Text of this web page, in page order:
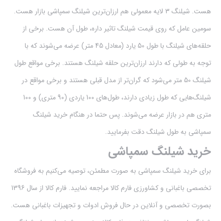
هست. شیلنگ 3 لایه معمولی هم ارزان‌ترین شیلنگ سمپاشی بازار هست.
سومین عامل که روی قیمت شیلنگ تاثیر داره، طول آن هست. برخی از
حلقه‌های شیلنگ با طول 50 یارد (معادل 45 متر) عرضه می‌شوند که با
توجه به طولی که دارند ارزان‌ترین حلقه شیلنگ هستند. برخی مواقع طول
شیلنگ 50 متر می‌شود که گران‌تر از مدل قبلی هستند و برخی مواقع در
شیلنگ‌هایی که طول زیادی دارند، طول‌های 100 یاردی (90 متری) و 100
متری هم در بازار عرضه می‌شوند. پس حتما در هنگام خرید شیلنگ
سمپاشی به طول شیلنگ دقت بفرمایید.
خرید شیلنگ سمپاشی
برای خرید شیلنگ سمپاشی به صورت مطمئن، توصیه می‌کنیم به فروشگاه
تخصصی باغبانی و کشاورزی فارم کالا مراجعه نمایید. فارم کالا از سال 1396
بصورت تخصصی و آنلاین در حال فروش ادوات و تجهیزات باغبانی هست.